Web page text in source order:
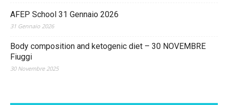
AFEP School 31 Gennaio 2026
31 Gennaio 2026
Body composition and ketogenic diet – 30 NOVEMBRE
Fiuggi
30 Novembre 2025